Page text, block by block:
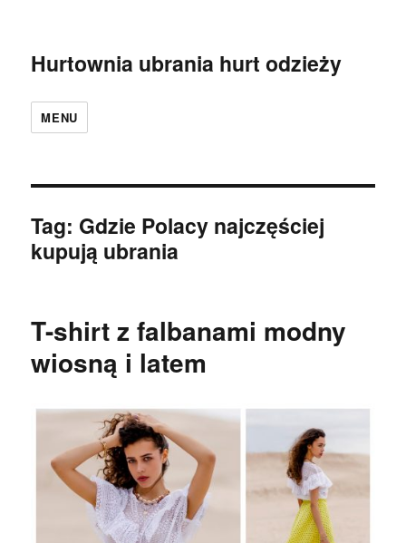
Hurtownia ubrania hurt odzieży
MENU
Tag: Gdzie Polacy najczęściej
kupują ubrania
T-shirt z falbanami modny
wiosną i latem